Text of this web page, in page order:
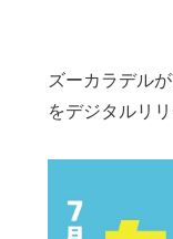
ズーカラデル
をデジタルリ